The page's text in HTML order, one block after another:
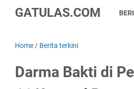
GATULAS.COM
Home / Berita terkini
Darma Bakti di